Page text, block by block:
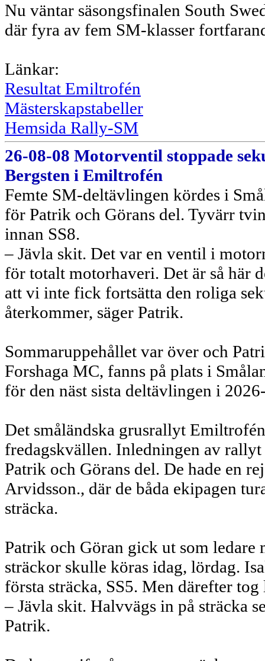
Nu väntar säsongsfinalen South
där fyra av fem SM-klasser
Länkar:
Resultat Emiltrofén
Mästerskapstabeller
Hemsida Rally-SM
26-08-08 Motorventil stoppade
Bergsten i Emiltrofén
Femte SM-deltävlingen kördes i
för Patrik och Görans del. Tyvärr
innan SS8.
– Jävla skit. Det var en ventil i
för totalt motorhaveri. Det är så här
att vi inte fick fortsätta den roliga
återkommer, säger Patrik.
Sommaruppehållet var över och
Forshaga MC, fanns på plats i
för den näst sista deltävlingen i
Det småländska grusrallyt
fredagskvällen. Inledningen av
Patrik och Görans del. De hade en
Arvidsson., där de båda ekipagen
sträcka.
Patrik och Göran gick ut som ledare
sträckor skulle köras idag, lördag.
första sträcka, SS5. Men därefter
– Jävla skit. Halvvägs in på sträcka
Patrik.